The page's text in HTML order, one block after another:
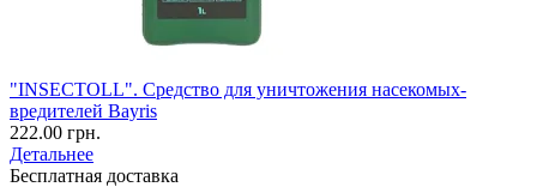
"INSECTOLL". Средство для уничтожения насекомых-
вредителей Bayris
222.00 грн.
Детальнее
Бесплатная доставка